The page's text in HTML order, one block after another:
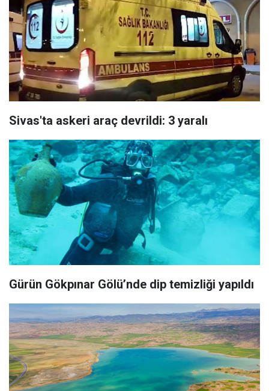
Sivas'ta askeri araç devrildi: 3 yaralı
Gürün Gökpınar Gölü’nde dip temizliği yapıldı